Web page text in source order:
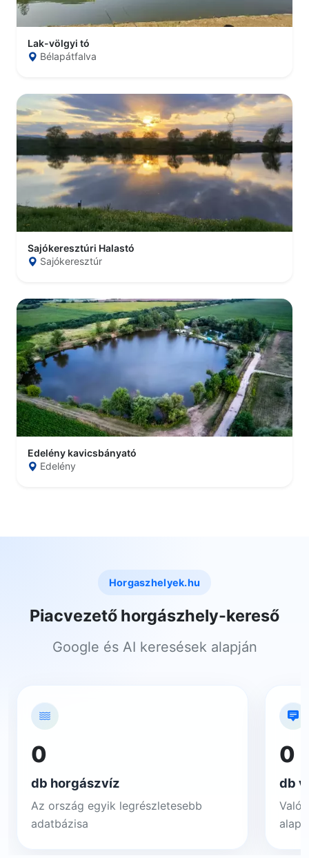
Lak-völgyi tó
Bélapátfalva
Sajókeresztúri Halastó
Sajókeresztúr
Edelény kavicsbányató
Edelény
Horgaszhelyek.hu
Piacvezető horgászhely-kereső
Google és AI keresések alapján
0
db horgászvíz
Az ország egyik legrészletesebb
adatbázisa
0
db